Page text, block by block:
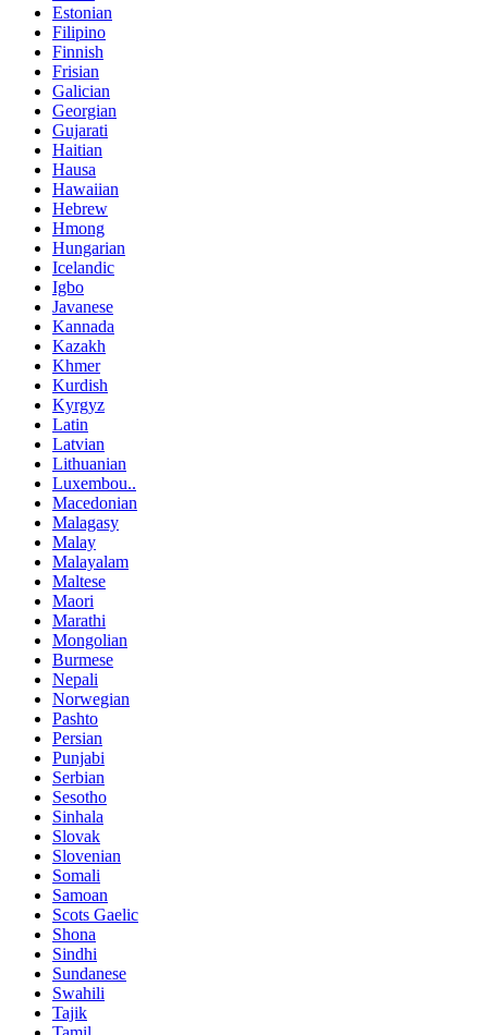
Estonian
Filipino
Finnish
Frisian
Galician
Georgian
Gujarati
Haitian
Hausa
Hawaiian
Hebrew
Hmong
Hungarian
Icelandic
Igbo
Javanese
Kannada
Kazakh
Khmer
Kurdish
Kyrgyz
Latin
Latvian
Lithuanian
Luxembou..
Macedonian
Malagasy
Malay
Malayalam
Maltese
Maori
Marathi
Mongolian
Burmese
Nepali
Norwegian
Pashto
Persian
Punjabi
Serbian
Sesotho
Sinhala
Slovak
Slovenian
Somali
Samoan
Scots Gaelic
Shona
Sindhi
Sundanese
Swahili
Tajik